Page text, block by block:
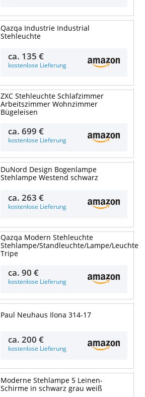
Qazqa Industrie Industrial
Stehleuchte
ca. 135 €
kostenlose Lieferung
ZXC Stehleuchte Schlafzimmer
Arbeitszimmer Wohnzimmer
Bügeleisen
ca.699 €
kostenlose Lieferung
DuNord Design Bogenlampe
Stehlampe Westend schwarz
ca.263 €
kostenlose Lieferung
Qazqa Modern Stehleuchte
Stehlampe/Standleuchte/Lampe/Leuchte
Tripe
ca.90 €
kostenlose Lieferung
Paul Neuhaus Ilona 314-17
ca.200 €
kostenlose Lieferung
Moderne Stehlampe 5 Leinen-
Schirme in schwarz grau weiß